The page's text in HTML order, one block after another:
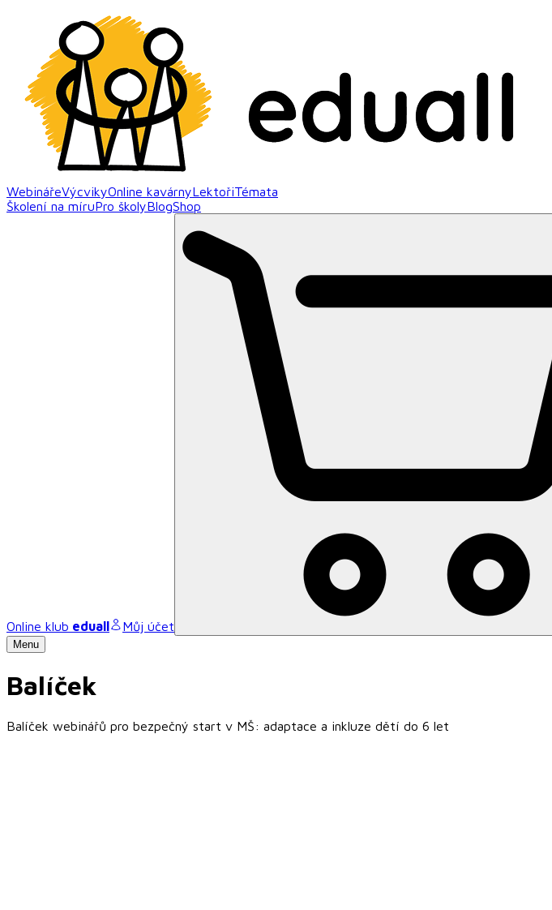
WebinářeVýcvikyOnline kavárnyLektořiTémata
Školení na míruPro školyBlogShop
Online klub eduall Můj účet
Menu
Balíček
Balíček webinářů pro bezpečný start v MŠ: adaptace a inkluze dětí do 6 let